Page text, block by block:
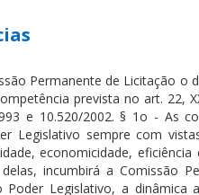
Permanente de Licitação o
prevista no art. 22,
e 10.520/2002. § 1o - As
Legislativo sempre com
economicidade,
incumbirá a Comissão
Poder Legislativo, a dinâmica